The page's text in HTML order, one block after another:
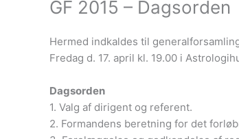
GF 2015 – Dagsorden
Hermed indkaldes til
Fredag d. 17. april kl. 19.00 i
Dagsorden
1. Valg af dirigent og referent.
2. Formandens beretning for det